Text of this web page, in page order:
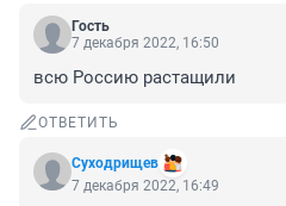
Гость
7 декабря 2022, 16:50
всю Россию растащили
ОТВЕТИТЬ
Суходрищев
7 декабря 2022, 16:49